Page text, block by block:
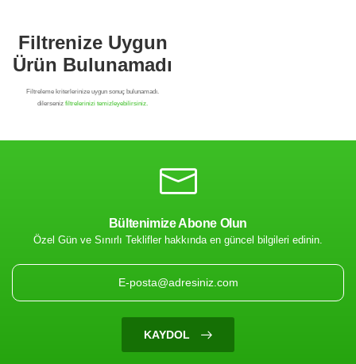
Filtrenize Uygun
Ürün Bulunamadı
Bültenimize Abone Olun
Özel Gün ve Sınırlı Teklifler hakkında en güncel bilgileri edinin.
KAYDOL